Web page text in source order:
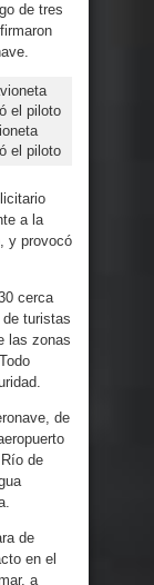
de tres
el piloto
a la
y provocó
cerca
turistas
las zonas
de
de
de
en el
a